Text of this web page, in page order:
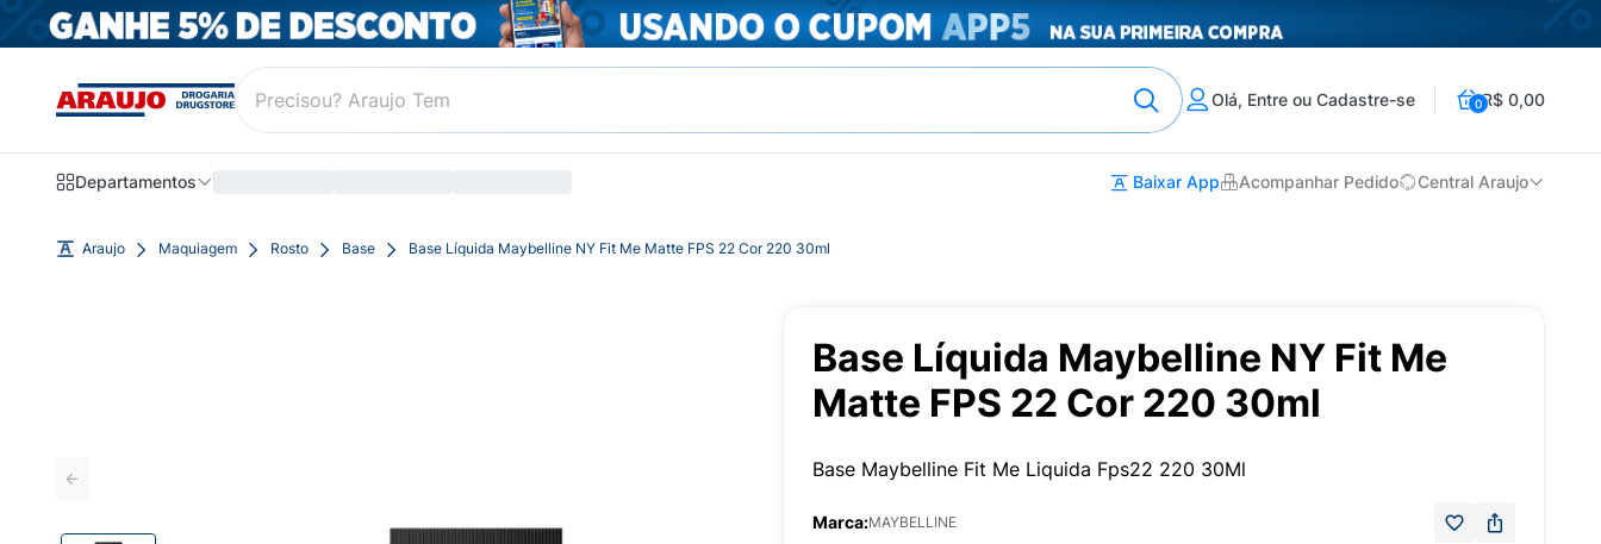
Olá, Entre ou Cadastre-se 0R$ 0,00
Departamentos Baixar App Acompanhar Pedido Central Araujo
Araujo Maquiagem Rosto Base Base Líquida Maybelline NY Fit Me Matte FPS 22 Cor 220 30ml
Base Líquida Maybelline NY Fit Me
Matte FPS 22 Cor 220 30ml
Base Maybelline Fit Me Liquida Fps22 220 30Ml
Marca:MAYBELLINE